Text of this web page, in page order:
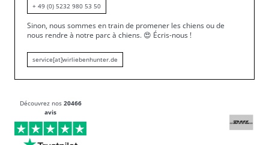
+ 49 (0) 5232 980 53 50
Sinon, nous sommes en train de promener les chiens ou de
nous rendre à notre parc à chiens. 😍 Écris-nous !
service[at]wirliebenhunter.de
Découvrez nos 20466
avis